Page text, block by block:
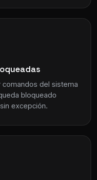
del sistema
bloqueado
excepción.